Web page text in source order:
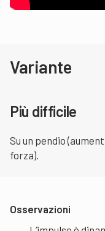
Variante
Più difficile
Su un pendio
forza).
Osservazioni